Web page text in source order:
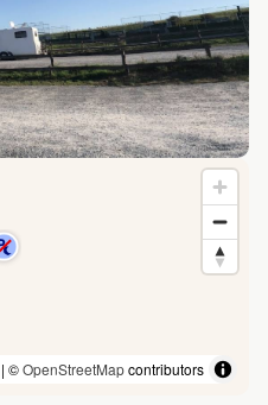
| ©OpenStreetMapcontributors